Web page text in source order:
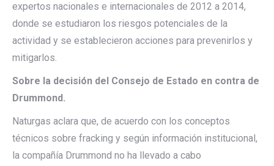
expertos nacionales e internacionales de 2012 a 2014,
donde se estudiaron los riesgos potenciales de la
actividad y se establecieron acciones para prevenirlos y
mitigarlos.
Sobre la decisión del Consejo de Estado en contra de
Drummond.
Naturgas aclara que, de acuerdo con los conceptos
técnicos sobre fracking y según información institucional,
la compañía Drummond no ha llevado a cabo